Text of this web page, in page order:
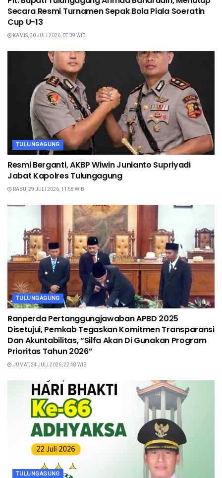
Secara Resmi Turnamen Sepak Bola Piala Soeratin
Cup U-13
KAMIS, 30 JULI 2026, 07:39 WIB
TULUNGAGUNG
Resmi Berganti, AKBP Wiwin Junianto Supriyadi
Jabat Kapolres Tulungagung
RABU, 29 JULI 2026, 11:58 WIB
TULUNGAGUNG
Ranperda Pertanggungjawaban APBD 2025
Disetujui, Pemkab Tegaskan Komitmen Transparansi
Dan Akuntabilitas, “Silfa Akan Di Gunakan Program
Prioritas Tahun 2026”
JUMAT, 24 JULI 2026, 22:48 WIB
TULUNGAGUNG